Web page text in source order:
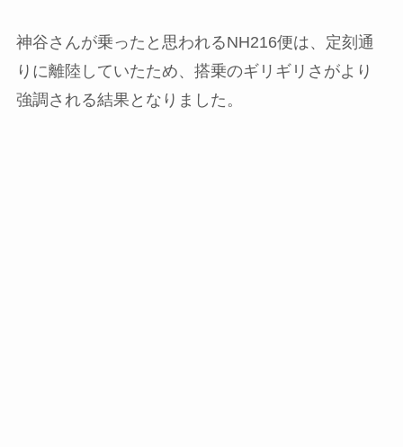
神谷さんが乗ったと思われるNH216便は、定刻通
りに離陸していたため、搭乗のギリギリさがより
強調される結果となりました。